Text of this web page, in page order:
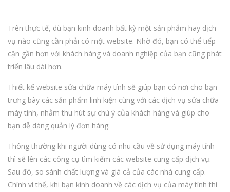
Trên thực tế, dù bạn kinh doanh bất kỳ một sản phẩm hay dịch
vụ nào cũng cần phải có một website. Nhờ đó, bạn có thể tiếp
cận gần hơn với khách hàng và doanh nghiệp của bạn cũng phát
triển lâu dài hơn.
Thiết kế website sửa chữa máy tính sẽ giúp bạn có nơi cho bạn
trưng bày các sản phẩm linh kiện cùng với các dịch vụ sửa chữa
máy tính, nhằm thu hút sự chú ý của khách hàng và giúp cho
bạn dễ dàng quản lý đơn hàng.
Thông thường khi người dùng có nhu cầu về sử dụng máy tính
thì sẽ lên các công cụ tìm kiếm các website cung cấp dịch vụ.
Sau đó, so sánh chất lượng và giá cả của các nhà cung cấp.
Chính vì thế, khi bạn kinh doanh về các dịch vụ của máy tính thì